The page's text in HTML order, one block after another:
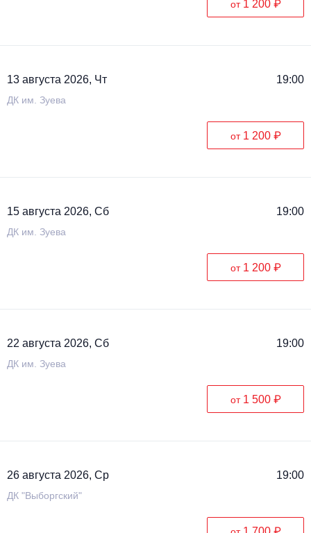
от 1 200 ₽
13 августа 2026, Чт 19:00
ДК им. Зуева
от 1 200 ₽
15 августа 2026, Сб 19:00
ДК им. Зуева
от 1 200 ₽
22 августа 2026, Сб 19:00
ДК им. Зуева
от 1 500 ₽
26 августа 2026, Ср 19:00
ДК "Выборгский"